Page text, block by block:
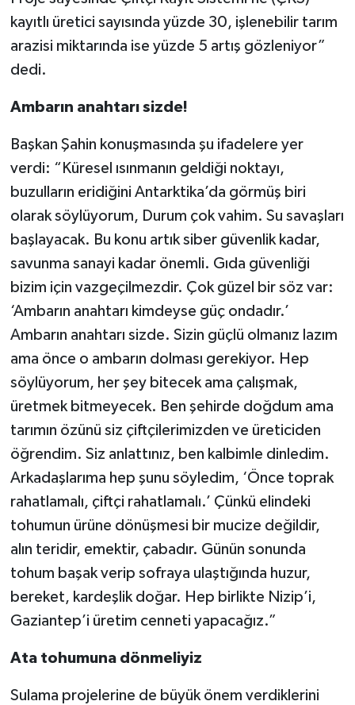
kayıtlı üretici sayısında yüzde 30, işlenebilir tarım
arazisi miktarında ise yüzde 5 artış gözleniyor”
dedi.
Ambarın anahtarı sizde!
Başkan Şahin konuşmasında şu ifadelere yer
verdi: “Küresel ısınmanın geldiği noktayı,
buzulların eridiğini Antarktika’da görmüş biri
olarak söylüyorum, Durum çok vahim. Su savaşları
başlayacak. Bu konu artık siber güvenlik kadar,
savunma sanayi kadar önemli. Gıda güvenliği
bizim için vazgeçilmezdir. Çok güzel bir söz var:
‘Ambarın anahtarı kimdeyse güç ondadır.’
Ambarın anahtarı sizde. Sizin güçlü olmanız lazım
ama önce o ambarın dolması gerekiyor. Hep
söylüyorum, her şey bitecek ama çalışmak,
üretmek bitmeyecek. Ben şehirde doğdum ama
tarımın özünü siz çiftçilerimizden ve üreticiden
öğrendim. Siz anlattınız, ben kalbimle dinledim.
Arkadaşlarıma hep şunu söyledim, ‘Önce toprak
rahatlamalı, çiftçi rahatlamalı.’ Çünkü elindeki
tohumun ürüne dönüşmesi bir mucize değildir,
alın teridir, emektir, çabadır. Günün sonunda
tohum başak verip sofraya ulaştığında huzur,
bereket, kardeşlik doğar. Hep birlikte Nizip’i,
Gaziantep’i üretim cenneti yapacağız.”
Ata tohumuna dönmeliyiz
Sulama projelerine de büyük önem verdiklerini